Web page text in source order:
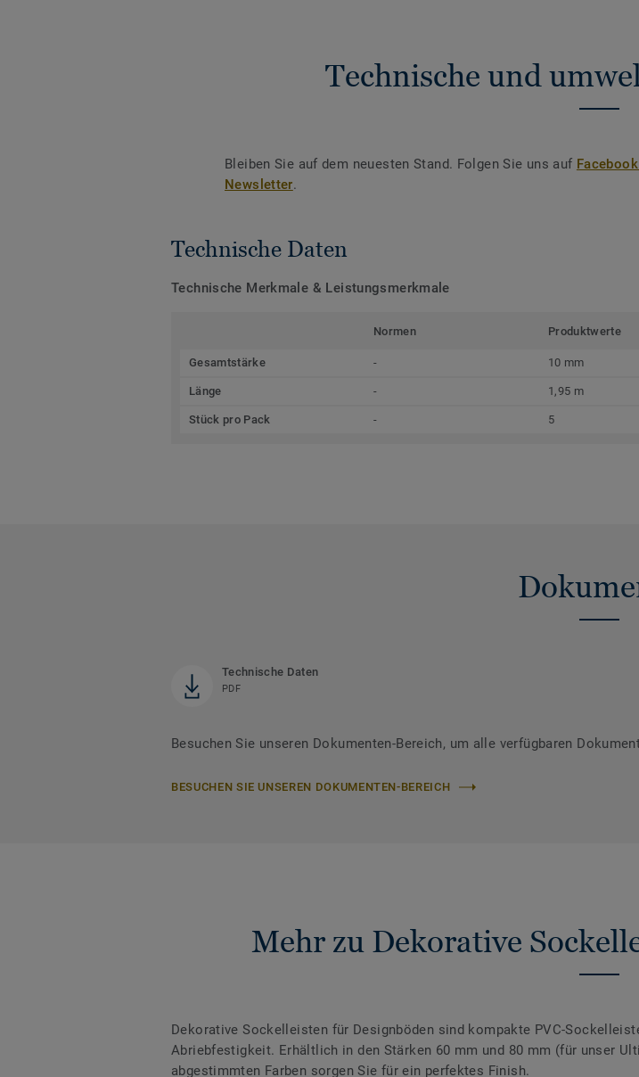
Technische und
Bleiben Sie auf dem neuesten Stand. Folgen Sie uns auf Facebook
Newsletter.
Technische Daten
Technische Merkmale & Leistungsmerkmale
Normen Produktwerte
Gesamtstärke - 10 mm
Länge - 1,95 m
Stück pro Pack - 5
Technische Daten
PDF
Besuchen Sie unseren Dokumenten-Bereich, um alle verfügbaren
BESUCHEN SIE UNSEREN DOKUMENTEN-BEREICH
Mehr zu Dekorative
Dekorative Sockelleisten für Designböden sind kompakte PVC-
Abriebfestigkeit. Erhältlich in den Stärken 60 mm und 80 mm (für unser
abgestimmten Farben sorgen Sie für ein perfektes Finish.